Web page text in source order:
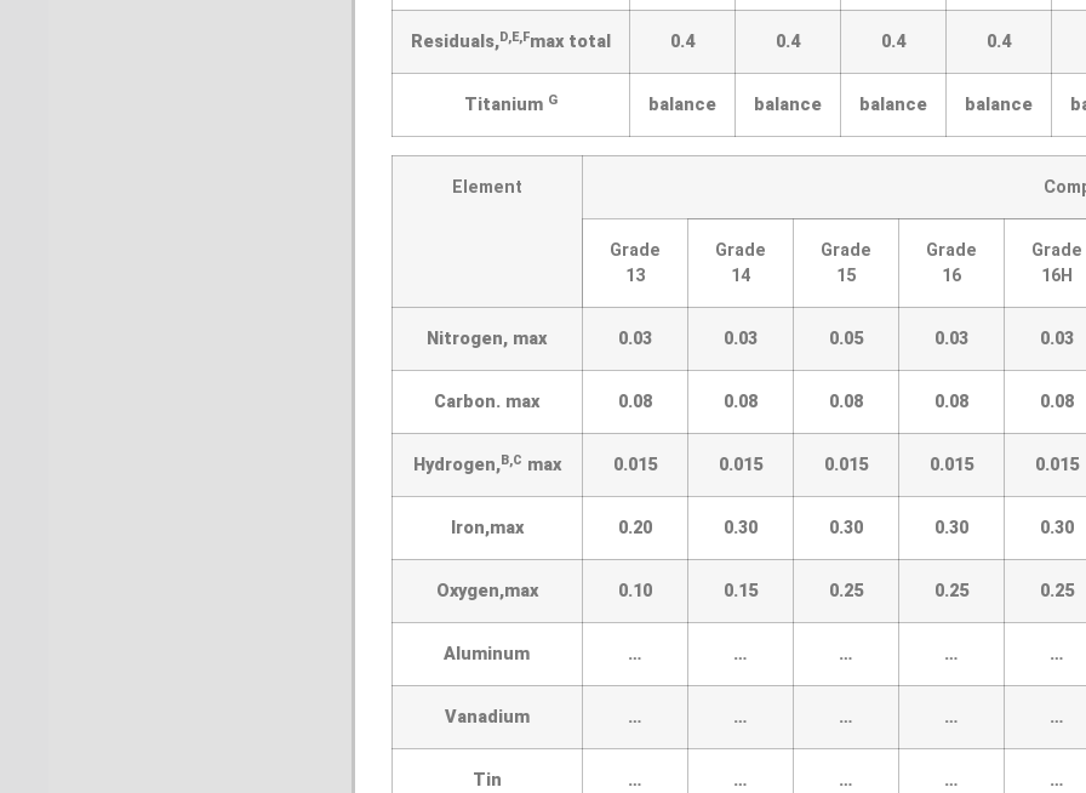
Residuals,D,E,Fmax total 0.4 0.4 0.4 0.4
Titanium G balance balance balance balance
Element
Grade
13
Grade
14
Grade
15
Grade
16
Grade
16H
Nitrogen, max 0.03 0.03 0.05 0.03 0.03
Carbon. max 0.08 0.08 0.08 0.08 0.08
Hydrogen,B,C max 0.015 0.015 0.015 0.015 0.015
Iron,max 0.20 0.30 0.30 0.30 0.30
Oxygen,max 0.10 0.15 0.25 0.25 0.25
Aluminum … … … … …
Vanadium … … … … …
Tin … … … … …